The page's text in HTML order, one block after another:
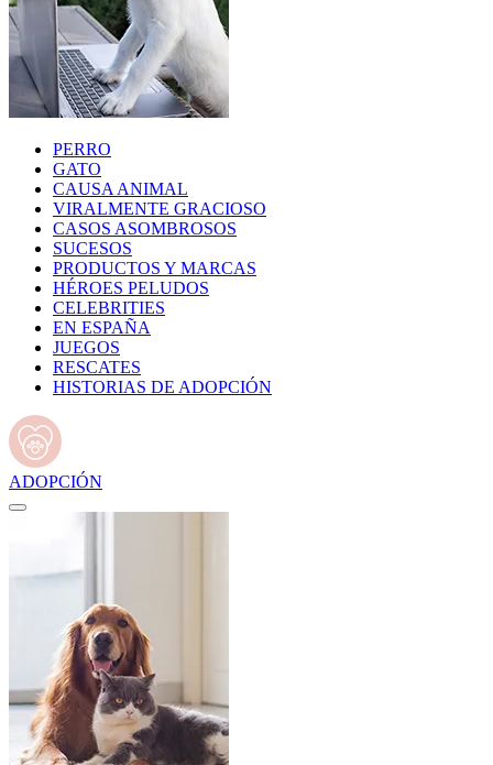
PERRO
GATO
CAUSA ANIMAL
VIRALMENTE GRACIOSO
CASOS ASOMBROSOS
SUCESOS
PRODUCTOS Y MARCAS
HÉROES PELUDOS
CELEBRITIES
EN ESPAÑA
JUEGOS
RESCATES
HISTORIAS DE ADOPCIÓN
ADOPCIÓN